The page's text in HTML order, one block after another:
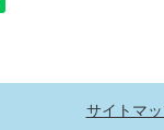
サイトマ